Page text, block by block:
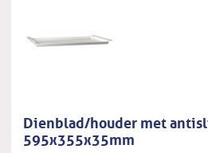
Dienblad/houder met
595x355x35mm